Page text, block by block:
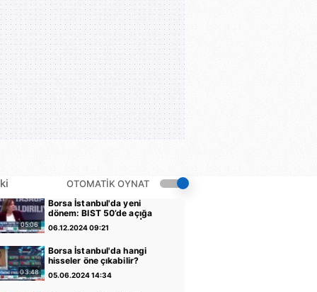
OTOMATİK OYNAT
05:06
Borsa İstanbul'da yeni
dönem: BIST 50’de açığa
satış yasağı kaldırıldı |
Video
06.12.2024 09:21
03:48
Borsa İstanbul'da hangi
hisseler öne çıkabilir?
05.06.2024 14:34